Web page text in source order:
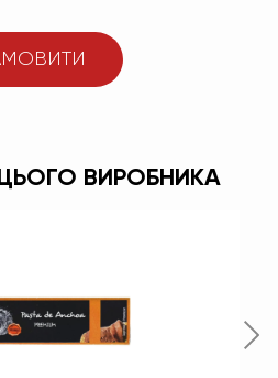
ЦЬОГО ВИРОБНИКА